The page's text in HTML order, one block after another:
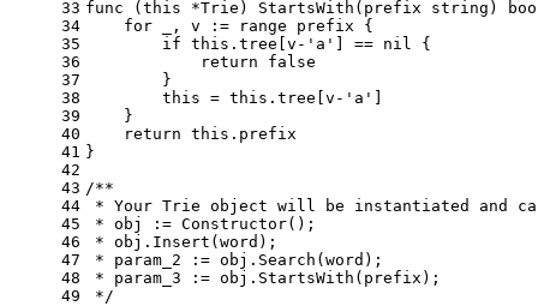
33
34
35
36
37
38
39
40
41
42
43
44
45
46
47
48
49
func
(this *Trie) StartsWith(prefix string )
for _, v := range prefix {
if this.tree[v- 'a' ] == nil
{
return
false
        }
        this = this.tree[v-
'a'
    }
return this.prefix
}
/**
* Your Trie object will be instantiated and
* obj := Constructor();
* obj.Insert(word);
* param_2 := obj.Search(word);
* param_3 := obj.StartsWith(prefix);
*/